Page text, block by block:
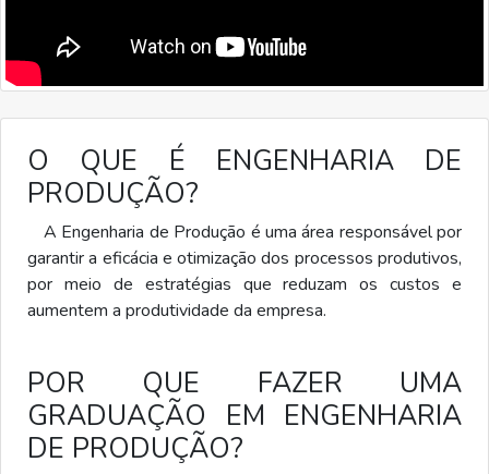
O QUE É ENGENHARIA DE
PRODUÇÃO?
A Engenharia de Produção é uma área responsável por
garantir a eficácia e otimização dos processos produtivos,
por meio de estratégias que reduzam os custos e
aumentem a produtividade da empresa.
POR QUE FAZER UMA
GRADUAÇÃO EM ENGENHARIA
DE PRODUÇÃO?